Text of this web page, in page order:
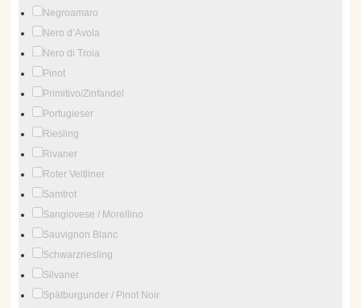
Negroamaro
Nero d’Avola
Nero di Troia
Pinot
Primitivo/Zinfandel
Portugieser
Riesling
Rivaner
Roter Veltliner
Samtrot
Sangiovese / Morellino
Sauvignon Blanc
Schwarzriesling
Silvaner
Spätburgunder / Pinot Noir